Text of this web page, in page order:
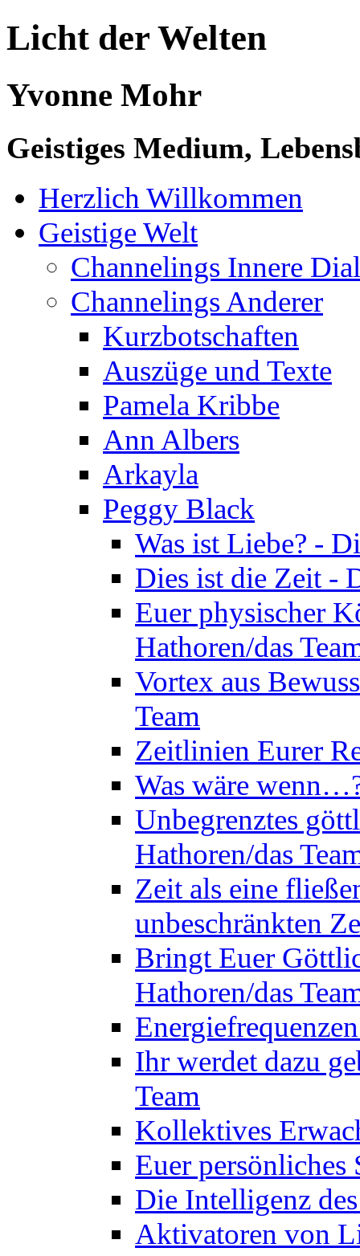
Licht der Welten
Yvonne Mohr
Geistiges Medium,
Herzlich Willkommen
Geistige Welt
Channelings Innere
Channelings Anderer
Kurzbotschaften
Auszüge und Texte
Pamela Kribbe
Ann Albers
Arkayla
Peggy Black
Was ist Liebe? -
Dies ist die Zeit -
Euer physischer
Hathoren/das
Vortex aus
Team
Zeitlinien Eurer
Was wäre
Unbegrenztes
Hathoren/das
Zeit als eine
unbeschränkten
Bringt Euer
Hathoren/das
Ihr werdet dazu
Team
Kollektives
Euer persönliches
Die Intelligenz
Aktivatoren von